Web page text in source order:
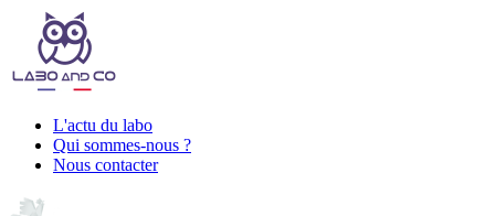
L'actu du labo
Qui sommes-nous ?
Nous contacter